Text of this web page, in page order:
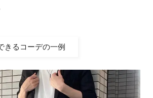
きるコーデの一例